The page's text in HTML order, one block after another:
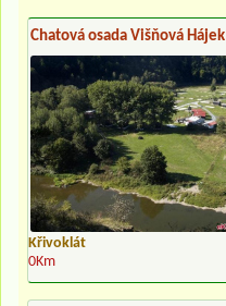
Chatová osada Višňová Hájek
Křivoklát
0Km